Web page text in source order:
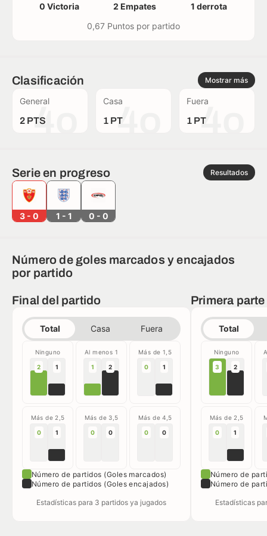
0 Victoria 2 Empates
1 derrota
0,67 Puntos por partido
Clasificación Mostrar más
General
2 PTS4o
Casa
1 PT4o
Fuera
1 PT4o
Serie en progreso Resultados
3 - 0 1 - 1 0 - 0
Número de goles marcados y encajados
por partido
Final del partido
Total Casa Fuera
Ninguno
2 1
Al menos 1
1 2
Más de 1,5
0 1
Más de 2,5
0 1
Más de 3,5
0 0
Más de 4,5
0 0
Número de partidos (Goles marcados)
Número de partidos (Goles encajados)
Estadísticas para 3 partidos ya jugados
Primera parte
Total
Ninguno
3 2
Más de 2,5
0 1
Número de
Número de
Estadísticas